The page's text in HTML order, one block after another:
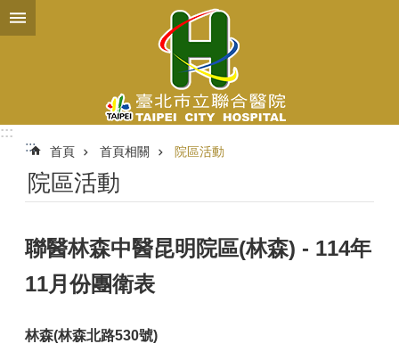
跳到主要內容區塊
:::
:::
首頁 首頁相關 院區活動
院區活動
聯醫林森中醫昆明院區(林森) - 114年
11月份團衛表
林森(林森北路530號)